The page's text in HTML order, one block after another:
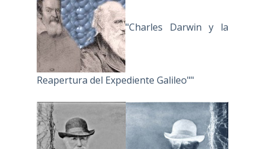
"Charles Darwin y la
Reapertura del Expediente Galileo""